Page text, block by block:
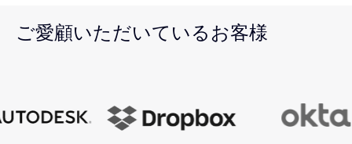
ご愛顧いただいているお客様